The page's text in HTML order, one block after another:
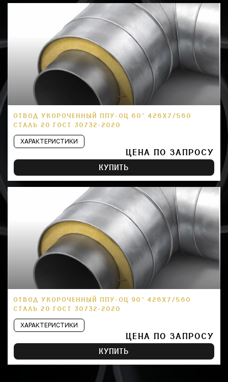
ОТВОД УКОРОЧЕННЫЙ ППУ-ОЦ 60° 426Х7/560
СТАЛЬ 20 ГОСТ 30732-2020
ХАРАКТЕРИСТИКИ
ЦЕНА ПО ЗАПРОСУ
КУПИТЬ
ОТВОД УКОРОЧЕННЫЙ ППУ-ОЦ 90° 426Х7/560
СТАЛЬ 20 ГОСТ 30732-2020
ХАРАКТЕРИСТИКИ
ЦЕНА ПО ЗАПРОСУ
КУПИТЬ